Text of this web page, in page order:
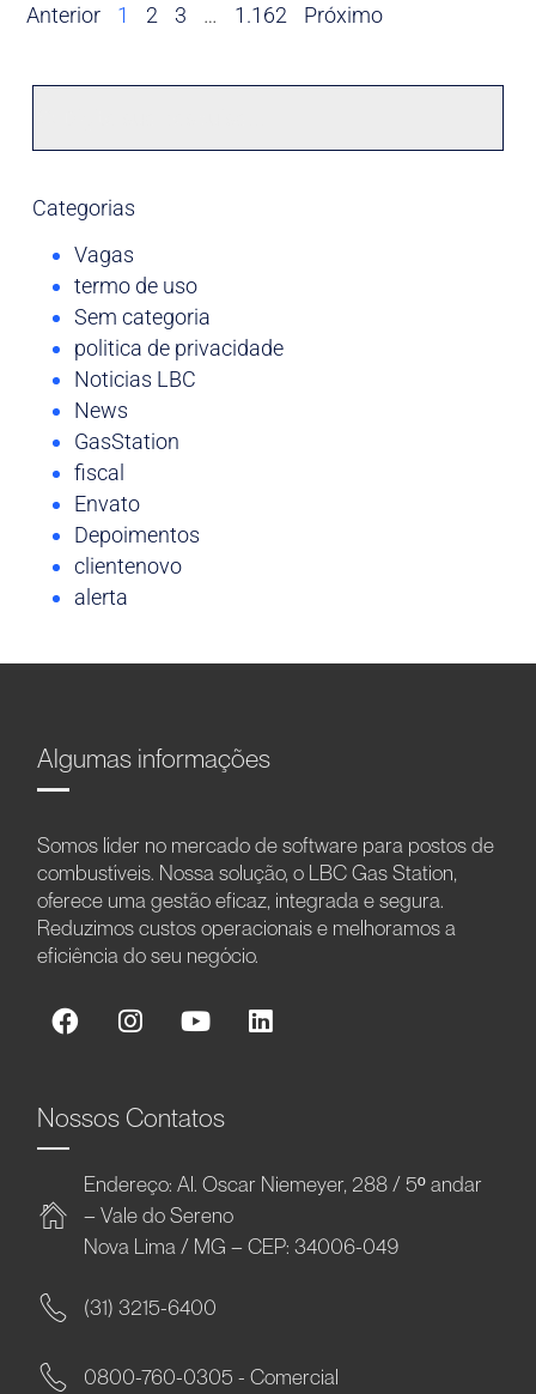
Anterior 1 2 3 … 1.162 Próximo
Categorias
Vagas
termo de uso
Sem categoria
politica de privacidade
Noticias LBC
News
GasStation
fiscal
Envato
Depoimentos
clientenovo
alerta
Algumas informações
Somos líder no mercado de software para postos de
combustíveis. Nossa solução, o LBC Gas Station,
oferece uma gestão eficaz, integrada e segura.
Reduzimos custos operacionais e melhoramos a
eficiência do seu negócio.
Nossos Contatos
Endereço: Al. Oscar Niemeyer, 288 / 5º andar
– Vale do Sereno
Nova Lima / MG – CEP: 34006-049
(31) 3215-6400
0800-760-0305 - Comercial